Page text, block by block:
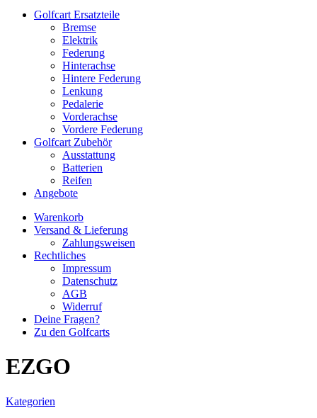
Golfcart Ersatzteile
Bremse
Elektrik
Federung
Hinterachse
Hintere Federung
Lenkung
Pedalerie
Vorderachse
Vordere Federung
Golfcart Zubehör
Ausstattung
Batterien
Reifen
Angebote
Warenkorb
Versand & Lieferung
Zahlungsweisen
Rechtliches
Impressum
Datenschutz
AGB
Widerruf
Deine Fragen?
Zu den Golfcarts
EZGO
Kategorien